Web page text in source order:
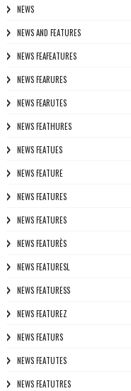
NEWS
NEWS AND FEATURES
NEWS FEAFEATURES
NEWS FEARURES
NEWS FEARUTES
NEWS FEATHURES
NEWS FEATUES
NEWS FEATURE
NEWS FEATURES
NEWS FEATURES
NEWS FEATURÈS
NEWS FEATURESL
NEWS FEATURESS
NEWS FEATUREZ
NEWS FEATURS
NEWS FEATUTES
NEWS FEATUTRES